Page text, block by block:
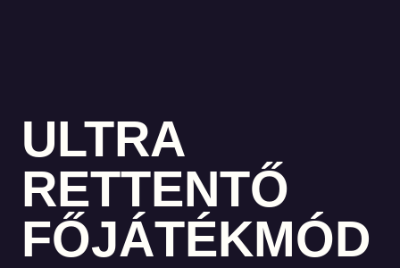
ULTRA
RETTENTŐ
FŐJÁTÉKMÓD